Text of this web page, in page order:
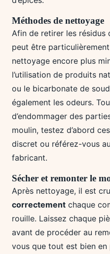
Méthodes de nettoyage
Afin de retirer les résidus
peut être
nettoyage encore plus
l’utilisation de produits
ou le bicarbonate de
également les odeurs.
d’endommager des
moulin, testez d’abord
discret ou référez-vous
fabricant.
Sécher et remonter le
Après nettoyage, il est
correctement chaque
rouille. Laissez chaque
avant de procéder au
vous que tout est bien